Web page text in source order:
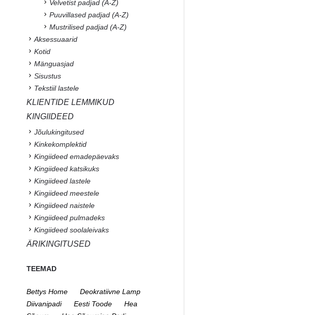
Velvetist padjad (A-Z)
Puuvillased padjad (A-Z)
Mustrilised padjad (A-Z)
Aksessuaarid
Kotid
Mänguasjad
Sisustus
Tekstiil lastele
KLIENTIDE LEMMIKUD
KINGIIDEED
Jõulukingitused
Kinkekomplektid
Kingiideed emadepäevaks
Kingiideed katsikuks
Kingiideed lastele
Kingiideed meestele
Kingiideed naistele
Kingiideed pulmadeks
Kingiideed soolaleivaks
ÄRIKINGITUSED
TEEMAD
Bettys Home
Deokratiivne Lamp
Diivanipadi
Eesti Toode
Hea